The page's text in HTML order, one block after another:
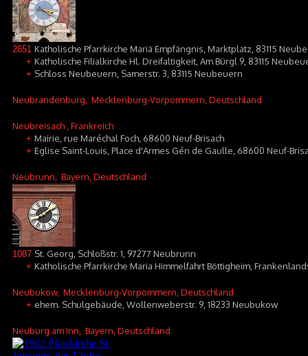
2651 Katholische Pfarrkirche Mariä Empfängnis, Marktplatz, 83115
+ Katholische Filialkirche Hl. Dreifaltigkeit, Am Bürgl 9, 83115
+ Schloss Neubeuern, Samerstr. 3, 83115 Neubeuern
Neubrandenburg , Mecklenburg-Vorpommern, Deutschland
Neubreisach , Frankreich
+ Mairie, rue Maréchal Foch, 68600 Neuf-Brisach
+ Eglise Saint-Louis, Place d'Armes Gén de Gaulle, 68600 Neuf-
Neubrunn , Bayern, Deutschland
1087 St. Georg, Schloßstr. 1, 97277 Neubrunn
+ Katholische Pfarrkirche Maria Himmelfahrt Böttigheim,
Neubukow, Mecklenburg-Vorpommern, Deutschland
+ ehem. Schulgebäude, Wollenweberstr. 9, 18233 Neubukow
Neuburg am Inn , Bayern, Deutschland